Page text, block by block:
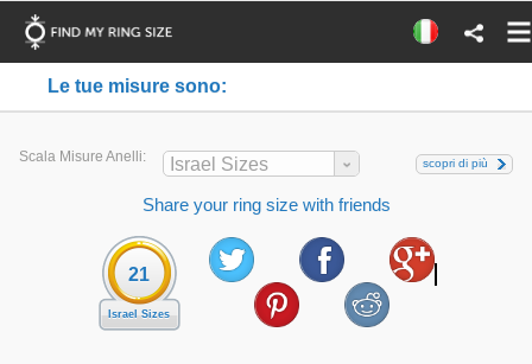
Le tue misure sono:
Scala Misure Anelli: Israel Sizes scopri di più
Share your ring size with friends
21
Israel Sizes